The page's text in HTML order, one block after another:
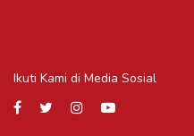
Ikuti Kami di Media Sosial